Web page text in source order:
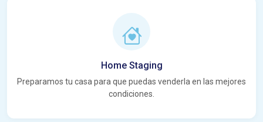
Home Staging
Preparamos tu casa para que puedas venderla en las mejores
condiciones.